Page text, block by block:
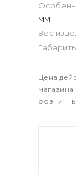
мм
Вес
Цена
магазина